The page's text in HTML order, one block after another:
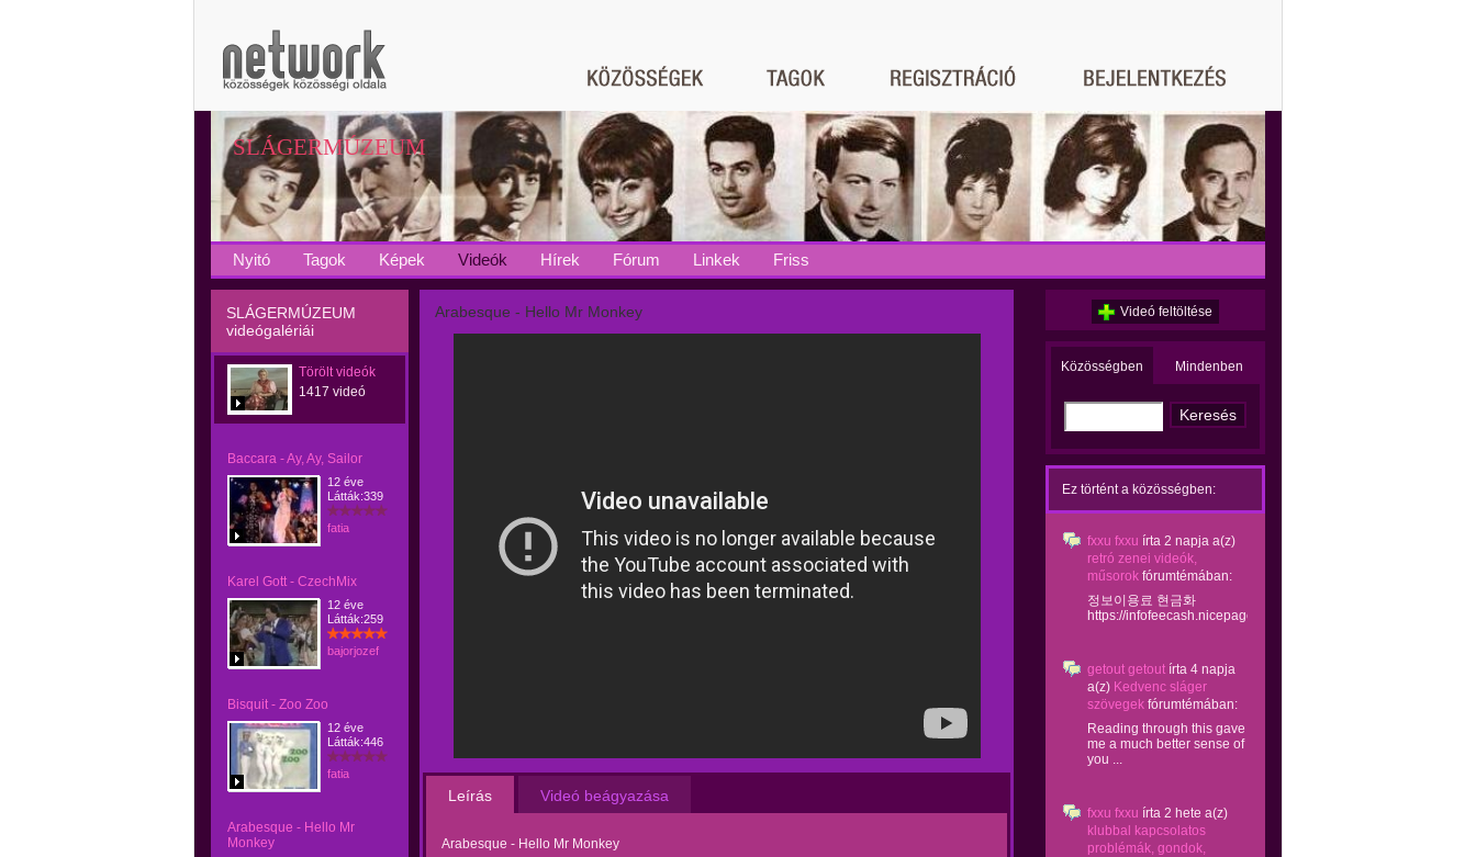
SLÁGERMÚZEUM
Nyitó Tagok Képek Videók Hírek Fórum Linkek Friss
SLÁGERMÚZEUM
videógalériái
Törölt videók
1417 videó
Baccara - Ay, Ay, Sailor
12 éve
Látták:339
fatia
Karel Gott - CzechMix
12 éve
Látták:259
bajorjozef
Bisquit - Zoo Zoo
12 éve
Látták:446
fatia
Arabesque - Hello Mr
Monkey
Arabesque - Hello Mr Monkey
Leírás Videó beágyazása
Arabesque - Hello Mr Monkey
Videó feltöltése
Közösségben Mindenben
Ez történt a közösségben:
fxxu fxxu írta 2 napja a(z)
retró zenei videók,
műsorok fórumtémában:
정보이용료 현금화
https://infofeecash.nicepage...
getout getout írta 4 napja
a(z) Kedvenc sláger
szövegek fórumtémában:
Reading through this gave
me a much better sense of
you ...
fxxu fxxu írta 2 hete a(z)
klubbal kapcsolatos
problémák, gondok,